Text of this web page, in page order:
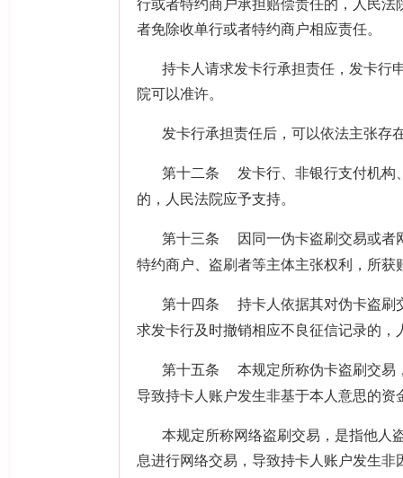
行或者特约商户承担赔偿责任的，人民
者免除收单行或者特约商户相应责任。
持卡人请求发卡行承担责任，发卡行
院可以准许。
发卡行承担责任后，可以依法主张存
第十二条
发卡行、非银行支付机构
的，人民法院应予支持。
第十三条
因同一伪卡盗刷交易或
特约商户、盗刷者等主体主张权利，所
第十四条
持卡人依据其对伪卡盗刷
求发卡行及时撤销相应不良征信记录的，
第十五条
本规定所称伪卡盗刷交易
导致持卡人账户发生非基于本人意思的
本规定所称网络盗刷交易，是指他人
息进行网络交易，导致持卡人账户发生